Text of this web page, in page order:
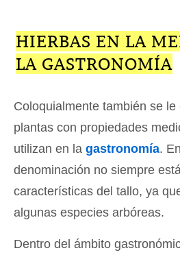
HIERBAS EN LA
LA GASTRONOMÍA
Coloquialmente también se
plantas con propiedades
utilizan en la gastronomía.
denominación no siempre
características del tallo, ya
algunas especies arbóreas.
Dentro del ámbito